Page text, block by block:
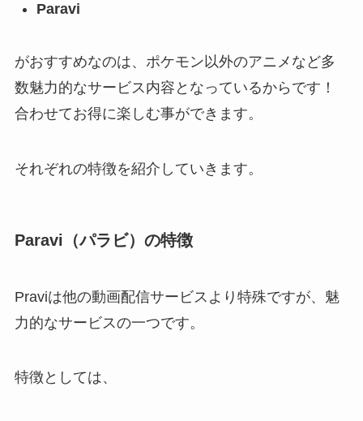
Paravi
がおすすめなのは、ポケモン以外のアニメなど多
数魅力的なサービス内容となっているからです！
合わせてお得に楽しむ事ができます。
それぞれの特徴を紹介していきます。
Paravi（パラビ）の特徴
Praviは他の動画配信サービスより特殊ですが、魅
力的なサービスの一つです。
特徴としては、